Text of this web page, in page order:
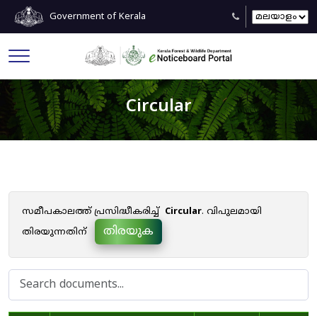
Government of Kerala
Circular
സമീപകാലത്ത് പ്രസിദ്ധീകരിച്ച് Circular. വിപുലമായി
തിരയുന്നതിന്
തിരയുക